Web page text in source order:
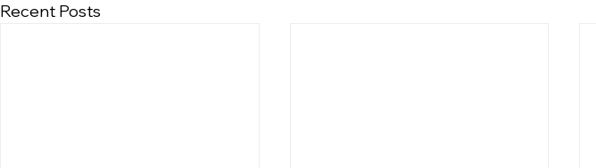
Recent Posts